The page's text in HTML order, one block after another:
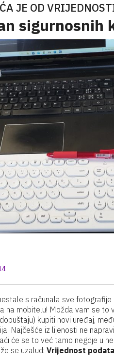
JE OD
sigurnosnih
s računala sve
na mobitelu! Možda vam se to
kupiti novi uređaj,
Najčešće iz lijenosti ne
će se to već tamo negdje u
se uzalud: Vrijednost